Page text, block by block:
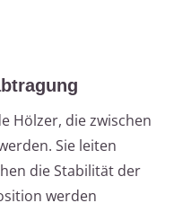
Hölzer, die zwischen
Sie leiten
die Stabilität der
werden